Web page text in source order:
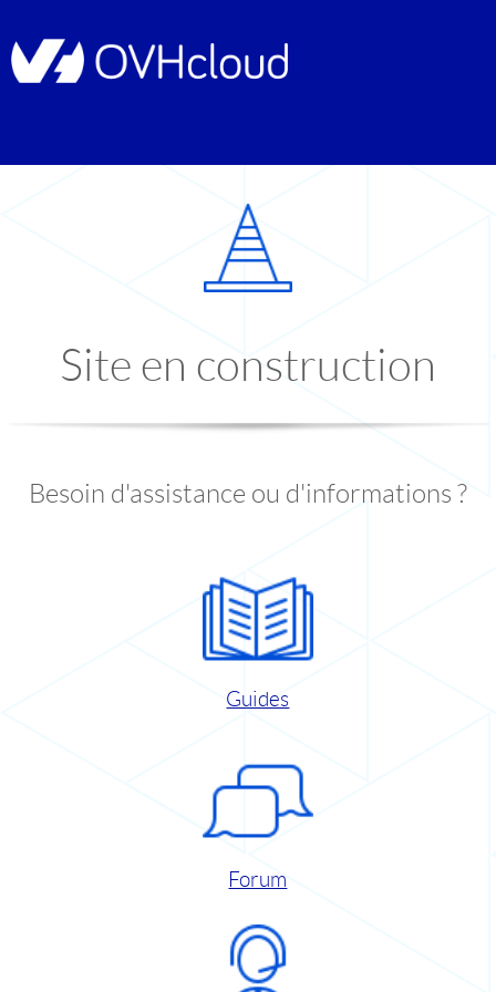
Site en construction
Besoin d'assistance ou d'informations ?
Guides
Forum